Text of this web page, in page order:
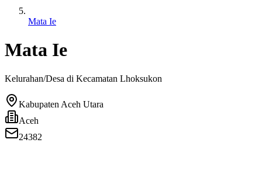
Mata Ie
Mata Ie
Kelurahan/Desa di Kecamatan Lhoksukon
Kabupaten Aceh Utara
Aceh
24382